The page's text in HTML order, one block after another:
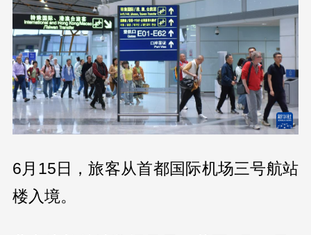
6月15日，旅客从首都国际机场三号航站
楼入境。